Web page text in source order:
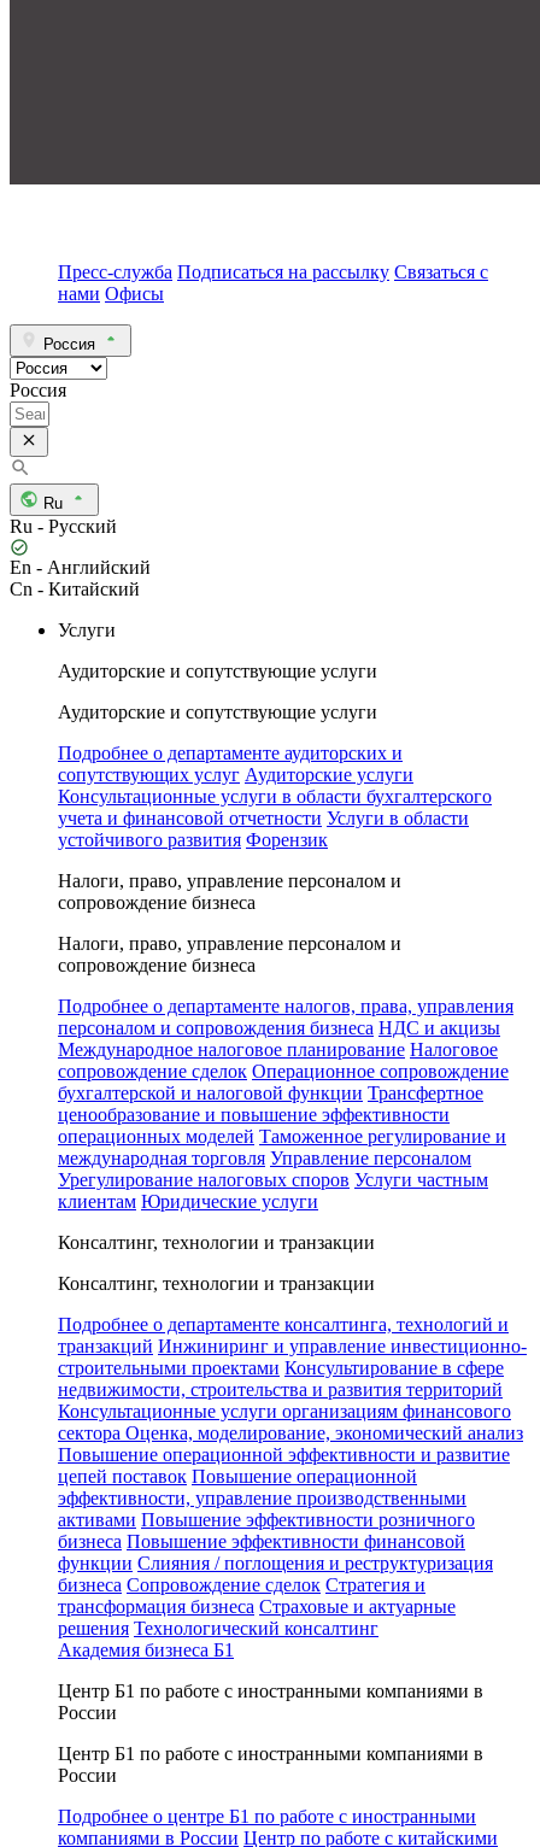
Пресс-служба Подписаться на рассылку Связаться с
нами Офисы
Россия
Россия
Ru
Ru - Русский
En - Английский
Cn - Китайский
Услуги
Аудиторские и сопутствующие услуги
Аудиторские и сопутствующие услуги
Подробнее о департаменте аудиторских и
сопутствующих услуг Аудиторские услуги
Консультационные услуги в области бухгалтерского
учета и финансовой отчетности Услуги в области
устойчивого развития Форензик
Налоги, право, управление персоналом и
сопровождение бизнеса
Налоги, право, управление персоналом и
сопровождение бизнеса
Подробнее о департаменте налогов, права, управления
персоналом и сопровождения бизнеса НДС и акцизы
Международное налоговое планирование Налоговое
сопровождение сделок Операционное сопровождение
бухгалтерской и налоговой функции Трансфертное
ценообразование и повышение эффективности
операционных моделей Таможенное регулирование и
международная торговля Управление персоналом
Урегулирование налоговых споров Услуги частным
клиентам Юридические услуги
Консалтинг, технологии и транзакции
Консалтинг, технологии и транзакции
Подробнее о департаменте консалтинга, технологий и
транзакций Инжиниринг и управление инвестиционно-
строительными проектами Консультирование в сфере
недвижимости, строительства и развития территорий
Консультационные услуги организациям финансового
сектора Оценка, моделирование, экономический анализ
Повышение операционной эффективности и развитие
цепей поставок Повышение операционной
эффективности, управление производственными
активами Повышение эффективности розничного
бизнеса Повышение эффективности финансовой
функции Слияния / поглощения и реструктуризация
бизнеса Сопровождение сделок Стратегия и
трансформация бизнеса Страховые и актуарные
решения Технологический консалтинг
Академия бизнеса Б1
Центр Б1 по работе с иностранными компаниями в
России
Центр Б1 по работе с иностранными компаниями в
России
Подробнее о центре Б1 по работе с иностранными
компаниями в России Центр по работе с китайскими